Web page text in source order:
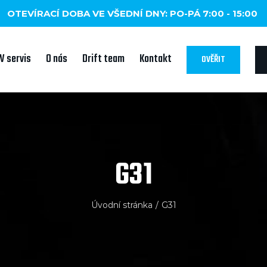
OTEVÍRACÍ DOBA VE VŠEDNÍ DNY: PO-PÁ 7:00 - 15:00
servis O nás Drift team Kontakt OVĚŘIT
G31
Úvodní stránka / G31